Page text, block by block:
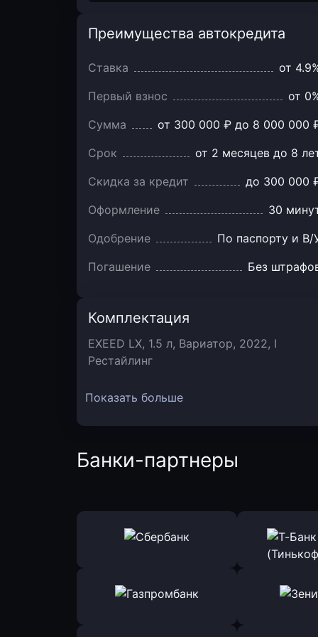
Преимущества автокредита
Ставка
от
Первый взнос
от
Сумма
от 300 000 ₽ до 8 000 000
Срок
от 2 месяцев до 8
Скидка за кредит
до 300 000
Оформление
30
Одобрение
По паспорту и В/
Погашение
Без
Комплектация
EXEED LX, 1.5 л, Вариатор, 2022, I
Рестайлинг
Показать больше
Банки-партнеры
Оправить заявку
в Сбербанк